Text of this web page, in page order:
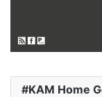
KAM Home